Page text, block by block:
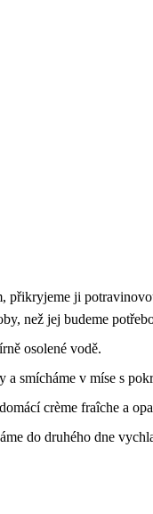
přikryjeme ji
než jej budeme
osolené vodě.
a smícháme v míse s
crème fraîche a
do druhého dne